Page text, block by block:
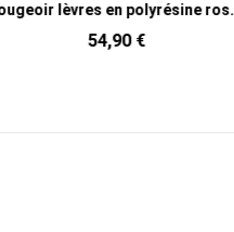
Bougeoir
54,90 €